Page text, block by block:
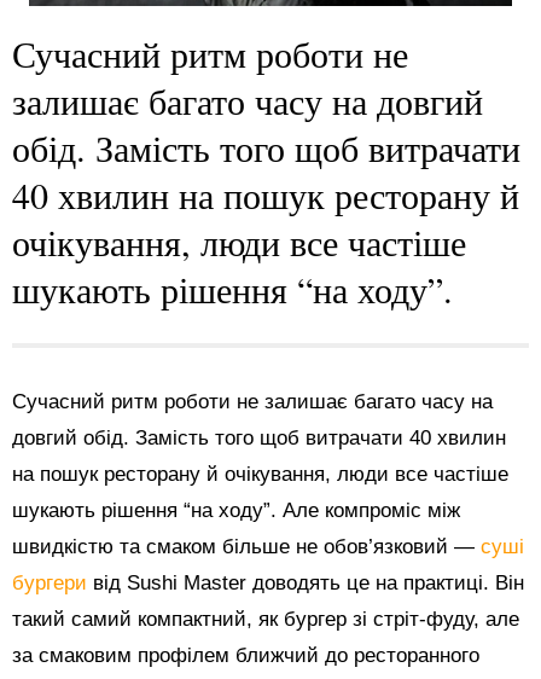
Сучасний ритм роботи не
залишає багато часу на довгий
обід. Замість того щоб витрачати
40 хвилин на пошук ресторану й
очікування, люди все частіше
шукають рішення “на ходу”.
Сучасний ритм роботи не залишає багато часу на
довгий обід. Замість того щоб витрачати 40 хвилин
на пошук ресторану й очікування, люди все частіше
шукають рішення “на ходу”. Але компроміс між
швидкістю та смаком більше не обов’язковий — суші
бургери від Sushi Master доводять це на практиці. Він
такий самий компактний, як бургер зі стріт-фуду, але
за смаковим профілем ближчий до ресторанного